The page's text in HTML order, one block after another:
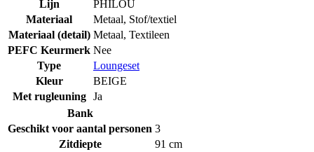
Lijn
PHILOU
Materiaal
Metaal, Stof/textiel
Materiaal (detail) Metaal, Textileen
PEFC Keurmerk Nee
Type
Loungeset
Kleur
BEIGE
Met rugleuning
Ja
Bank
Geschikt voor aantal personen 3
Zitdiepte
91 cm